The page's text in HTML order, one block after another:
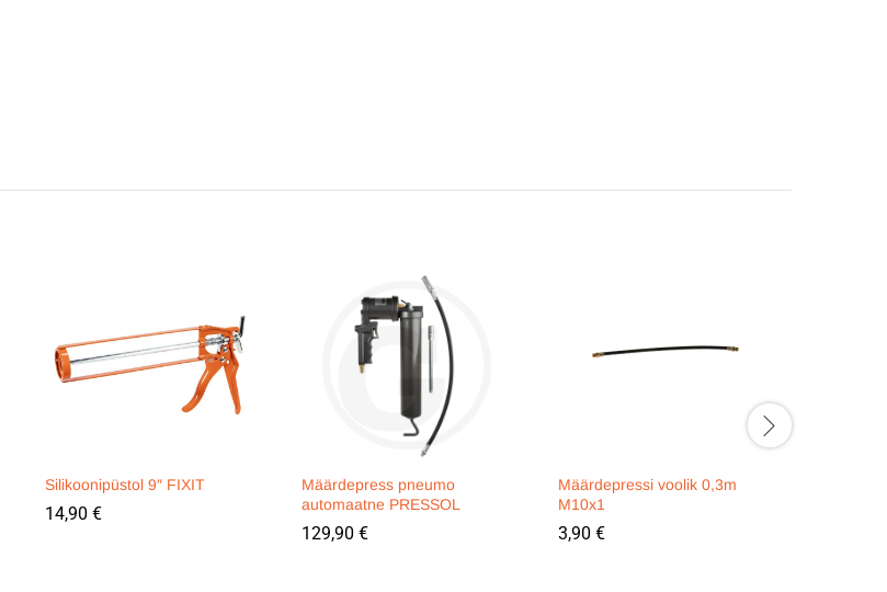
Silikoonipüstol 9″ FIXIT
14,90 €
Määrdepress pneumo
automaatne PRESSOL
129,90 €
Määrdepressi voolik 0,3m
M10x1
3,90 €